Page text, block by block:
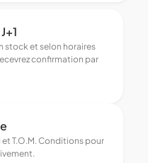
stock et selon horaires
confirmation par
et T.O.M. Conditions pour